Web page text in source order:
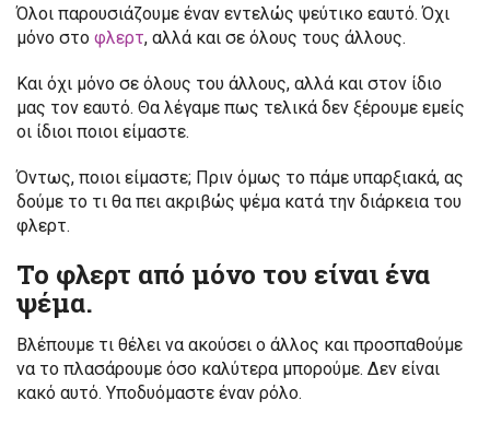
Όλοι παρουσιάζουμε έναν εντελώς ψεύτικο εαυτό. Όχι
μόνο στο φλερτ, αλλά και σε όλους τους άλλους.
Και όχι μόνο σε όλους του άλλους, αλλά και στον ίδιο
μας τον εαυτό. Θα λέγαμε πως τελικά δεν ξέρουμε εμείς
οι ίδιοι ποιοι είμαστε.
Όντως, ποιοι είμαστε; Πριν όμως το πάμε υπαρξιακά, ας
δούμε το τι θα πει ακριβώς ψέμα κατά την διάρκεια του
φλερτ.
Το φλερτ από μόνο του είναι ένα
ψέμα.
Βλέπουμε τι θέλει να ακούσει ο άλλος και προσπαθούμε
να το πλασάρουμε όσο καλύτερα μπορούμε. Δεν είναι
κακό αυτό. Υποδυόμαστε έναν ρόλο.